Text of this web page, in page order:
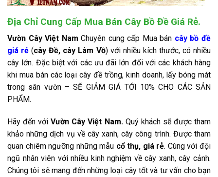
Địa Chỉ Cung Cấp Mua Bán Cây Bồ Đề Giá Rẻ.
Vườn Cây Việt Nam Chuyên cung cấp Mua bán cây bồ đề
giá rẻ (cây Đề, cây Lâm Vồ) với nhiều kích thước, có nhiều
cây lớn. Đặc biệt với các ưu đãi lớn đối với các khách hàng
khi mua bán các loại cây đề trồng, kinh doanh, lấy bóng mát
trong sân vườn – SẼ GIẢM GIÁ TỚI 10% CHO CÁC SẢN
PHẨM.
Hãy đến vớiVườn Cây Việt Nam.Quý khách sẽ được tham
khảo những dịch vụ về cây xanh, cây công trình. Được tham
quan chiêm ngưỡng những mẫu cổ thụ, giá rẻ. Cùng với đội
ngũ nhân viên với nhiều kinh nghiệm về cây xanh, cây cảnh.
Chúng tôi sẽ mang đến những loại cây tốt và tư vấn cho bạn